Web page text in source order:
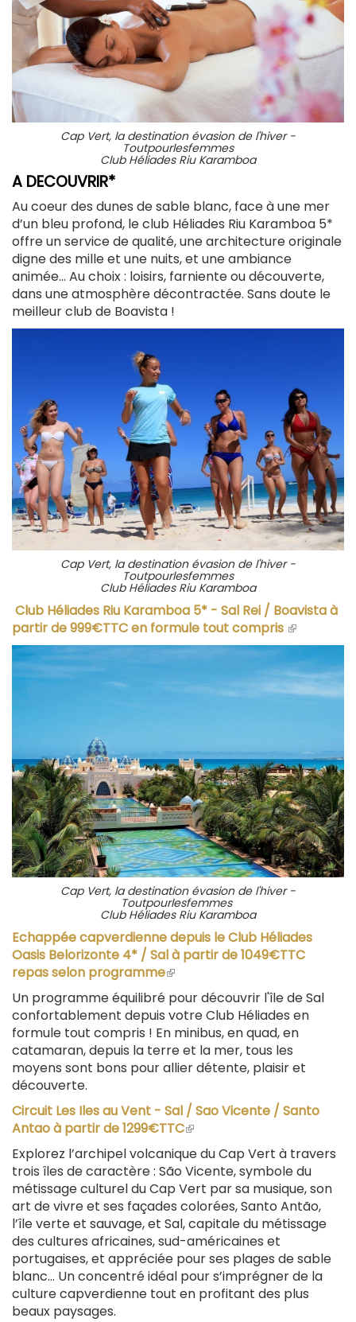
Cap Vert, la destination évasion de l'hiver -
Toutpourlesfemmes
Club Héliades Riu Karamboa
A DECOUVRIR*
Au coeur des dunes de sable blanc, face à une mer
d’un bleu profond, le club Héliades Riu Karamboa 5*
offre un service de qualité, une architecture originale
digne des mille et une nuits, et une ambiance
animée… Au choix : loisirs, farniente ou découverte,
dans une atmosphère décontractée. Sans doute le
meilleur club de Boavista !
Cap Vert, la destination évasion de l'hiver -
Toutpourlesfemmes
Club Héliades Riu Karamboa
Club Héliades Riu Karamboa 5* - Sal Rei / Boavista à
partir de 999€TTC en formule tout compris (le
lien
est
externe)
Cap Vert, la destination évasion de l'hiver -
Toutpourlesfemmes
Club Héliades Riu Karamboa
Echappée capverdienne depuis le Club Héliades
Oasis Belorizonte 4* / Sal à partir de 1049€TTC
repas selon programme(le
est
externe)
Un programme équilibré pour découvrir l'île de Sal
confortablement depuis votre Club Héliades en
formule tout compris ! En minibus, en quad, en
catamaran, depuis la terre et la mer, tous les
moyens sont bons pour allier détente, plaisir et
découverte.
Circuit Les Iles au Vent - Sal / Sao Vicente / Santo
Antao à partir de 1299€TTC(le
est
externe)
Explorez l’archipel volcanique du Cap Vert à travers
trois îles de caractère : São Vicente, symbole du
métissage culturel du Cap Vert par sa musique, son
art de vivre et ses façades colorées, Santo Antão,
l’île verte et sauvage, et Sal, capitale du métissage
des cultures africaines, sud-américaines et
portugaises, et appréciée pour ses plages de sable
blanc… Un concentré idéal pour s’imprégner de la
culture capverdienne tout en profitant des plus
beaux paysages.